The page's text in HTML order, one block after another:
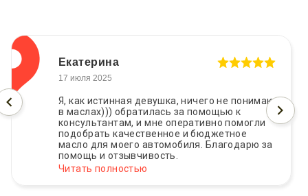
Екатерина
17 июля 2025
Я, как истинная девушка, ничего не понимаю
в маслах))) обратилась за помощью к
консультантам, и мне оперативно помогли
подобрать качественное и бюджетное
масло для моего автомобиля. Благодарю за
помощь и отзывчивость.
Читать полностью